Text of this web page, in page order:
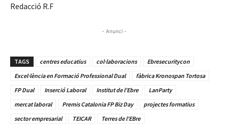
Redacció R.F
- Anunci -
TAGS centres educatius col·laboracions
Ebresecuritycon
Excel·lència en Formació Professional Dual
fàbrica Kronospan Tortosa
FP Dual
Inserció Laboral Institut de l'Ebre
LanParty
mercat laboral
Premis Catalonia FP Biz Day
projectes formatius
sector empresarial
TEICAR Terres de l'EBre